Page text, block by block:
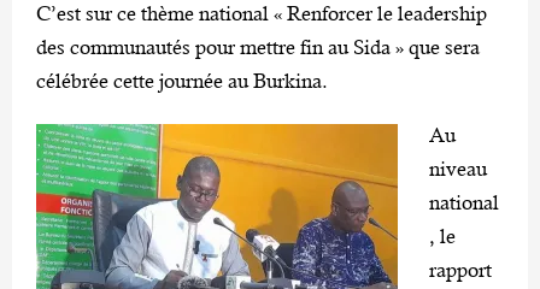
C’est sur ce thème national « Renforcer le leadership
des communautés pour mettre fin au Sida » que sera
célébrée cette journée au Burkina.
Au
niveau
national
, le
rapport